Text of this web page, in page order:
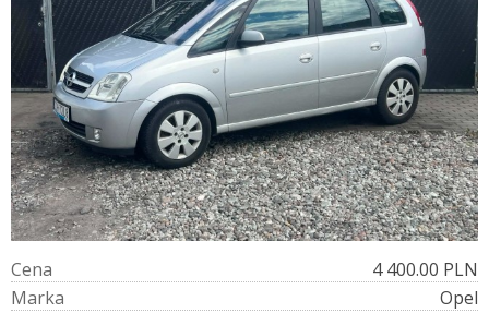
Cena
4 400.00 PLN
Marka
Opel